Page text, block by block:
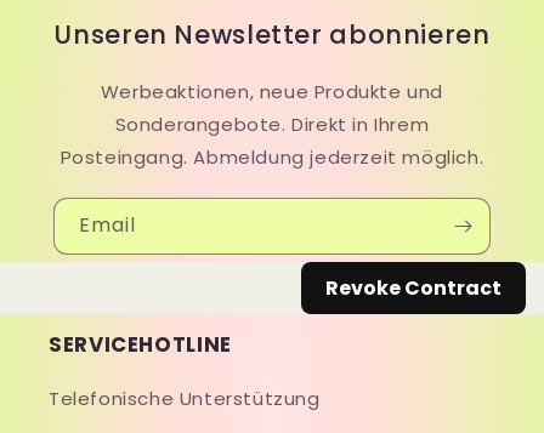
Unseren Newsletter abonnieren
Werbeaktionen, neue Produkte und
Sonderangebote. Direkt in Ihrem
Posteingang. Abmeldung jederzeit möglich.
Email
Revoke Contract
SERVICEHOTLINE
Telefonische Unterstützung